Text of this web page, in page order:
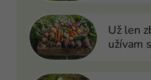
Už len
užívam